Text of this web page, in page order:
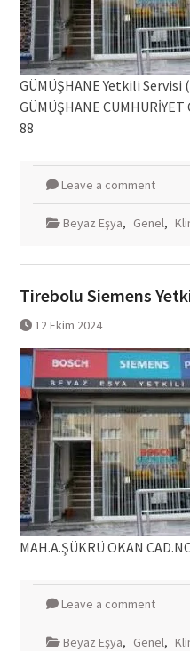
GÜMÜŞHANE Yetkili Servisi
GÜMÜŞHANE
88
Leave a comment
Beyaz Eşya, Genel,
Tirebolu Siemens
12 Ekim 2024
MAH.A.ŞÜKRÜ OKAN
Leave a comment
Beyaz Eşya, Genel,